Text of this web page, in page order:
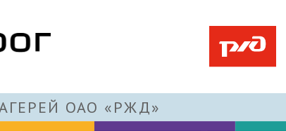
ОАО «РЖД»